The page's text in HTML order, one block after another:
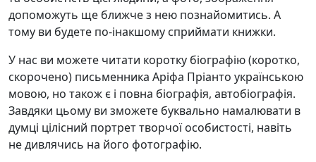
допоможуть ще ближче з нею познайомитись. А
тому ви будете по-інакшому сприймати книжки.
У нас ви можете читати коротку біографію (коротко,
скорочено) письменника Аріфа Пріанто українською
мовою, но також є і повна біографія, автобіографія.
Завдяки цьому ви зможете буквально намалювати в
думці цілісний портрет творчої особистості, навіть
не дивлячись на його фотографію.